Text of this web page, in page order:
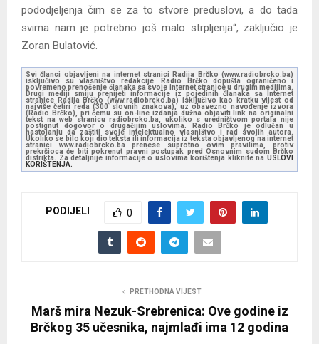
pododjeljenja čim se za to stvore preduslovi, a do tada
svima nam je potrebno još malo strpljenja“, zaključio je
Zoran Bulatović.
Svi članci objavljeni na internet stranici Radija Brčko (www.radiobrcko.ba)
isključivo su vlasništvo redakcije. Radio Brčko dopušta ograničeno i
povremeno prenošenje članaka sa svoje internet stranice u drugim medijima.
Drugi mediji smiju prenijeti informacije iz pojedinih članaka sa Internet
stranice Radija Brčko (www.radiobrcko.ba) isključivo kao kratku vijest od
najviše četiri reda (300 slovnih znakova), uz obavezno navođenje izvora
(Radio Brčko), pri čemu su on-line izdanja dužna objaviti link na originalni
tekst na web stranicu radiobrcko.ba, ukoliko s uredništvom portala nije
postignut dogovor o drugačijim uslovima. Radio Brčko je odlučan u
nastojanju da zaštiti svoje intelektualno vlasništvo i rad svojih autora.
Ukoliko se bilo koji dio teksta ili informacija iz teksta objavljenog na internet
stranici www.radiobrcko.ba prenese suprotno ovim pravilima, protiv
prekršioca će biti pokrenut pravni postupak pred Osnovnim sudom Brčko
distrikta. Za detaljnije informacije o uslovima korištenja kliknite na USLOVI
KORIŠTENJA.
PODIJELI 0
PRETHODNA VIJEST
Marš mira Nezuk-Srebrenica: Ove godine iz
Brčkog 35 učesnika, najmlađi ima 12 godina